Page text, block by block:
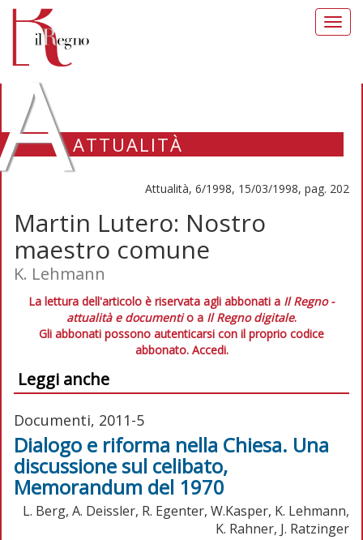
ATTUALITÀ
Attualità, 6/1998, 15/03/1998, pag. 202
Martin Lutero: Nostro
maestro comune
K. Lehmann
La lettura dell'articolo è riservata agli abbonati a Il Regno -
attualità e documentio a Il Regno digitale.
Gli abbonati possono autenticarsi con il proprio codice
abbonato. Accedi.
Leggi anche
Documenti, 2011-5
Dialogo e riforma nella Chiesa. Una
discussione sul celibato,
Memorandum del 1970
L. Berg, A. Deissler, R. Egenter, W.Kasper, K. Lehmann,
K. Rahner, J. Ratzinger